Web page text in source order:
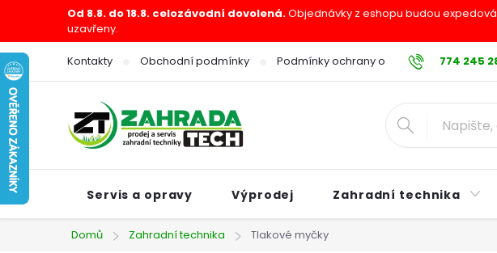
obsah
Od 8.8. do 18.8. celozávodní dovolená.Objednávky z eshopu budou
uzavřeny.
774 245
Kontakty Obchodní podmínky Podmínky ochrany osobních údajů
Servis a opravy Výprodej Zahradní technika
Domů Zahradní technika Tlakové myčky